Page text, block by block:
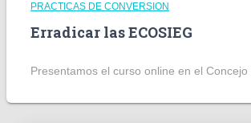
PRACTICAS DE CONVERSION
Erradicar las ECOSIEG
Presentamos el curso online en el Concejo